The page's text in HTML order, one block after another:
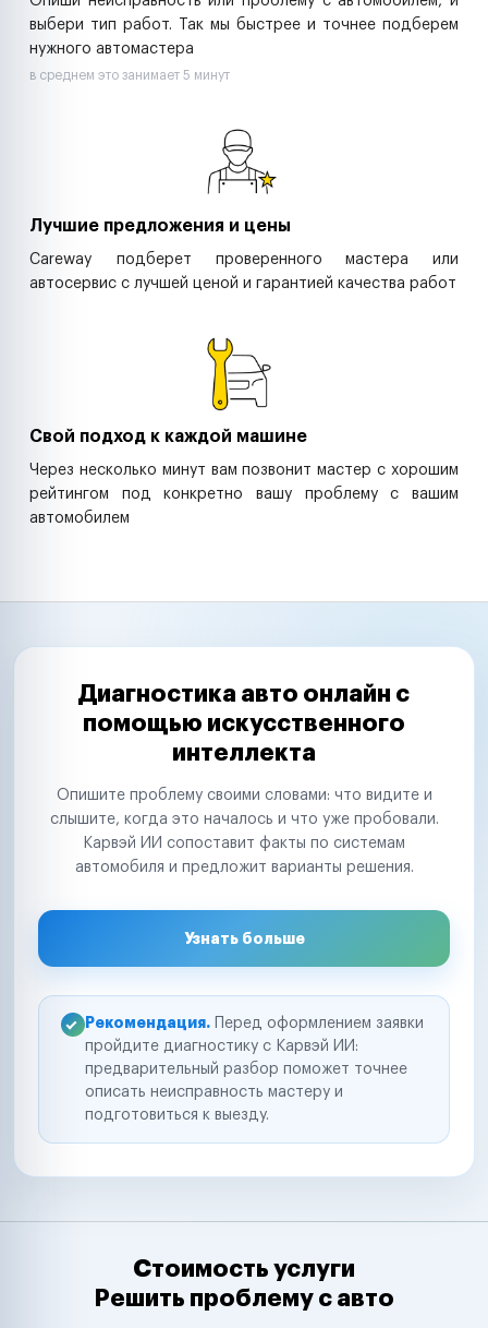
выбери тип работ. Так мы быстрее и точнее подберем
нужного автомастера
в среднем это занимает 5 минут
Лучшие предложения и цены
Careway подберет проверенного мастера или
автосервис с лучшей ценой и гарантией качества работ
Свой подход к каждой машине
Через несколько минут вам позвонит мастер с хорошим
рейтингом под конкретно вашу проблему с вашим
автомобилем
Диагностика авто онлайн с
помощью искусственного
интеллекта
Опишите проблему своими словами: что видите и
слышите, когда это началось и что уже пробовали.
Карвэй ИИ сопоставит факты по системам
автомобиля и предложит варианты решения.
Узнать больше
Рекомендация. Перед оформлением заявки
пройдите диагностику с Карвэй ИИ:
предварительный разбор поможет точнее
описать неисправность мастеру и
подготовиться к выезду.
Стоимость услуги
Решить проблему с авто